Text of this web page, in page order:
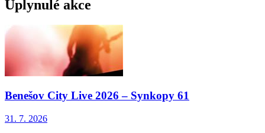
Uplynulé akce
Benešov City Live 2026 – Synkopy 61
31. 7. 2026